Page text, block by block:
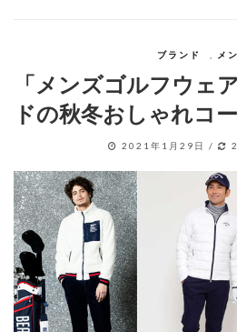
ブランド メ
「メンズゴルフウェ
ドの秋冬おしゃれコ
2021年1月29日 /